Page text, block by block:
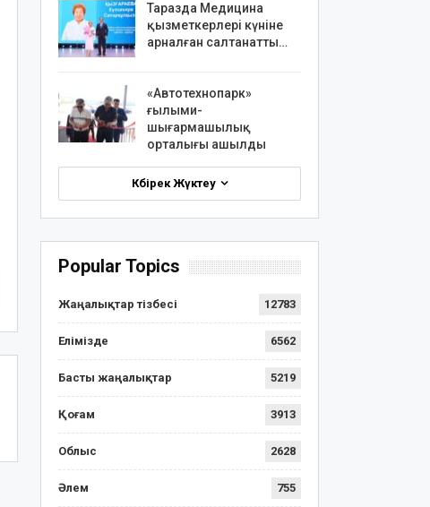
Таразда Медицина
қызметкерлері күніне
арналған салтанатты…
«Автотехнопарк»
ғылыми-
шығармашылық
орталығы ашылды
Көбірек Жүктеу
Popular Topics
Жаңалықтар тізбесі 12783
Елімізде 6562
Басты жаңалықтар 5219
Қоғам 3913
Облыс 2628
Әлем 755